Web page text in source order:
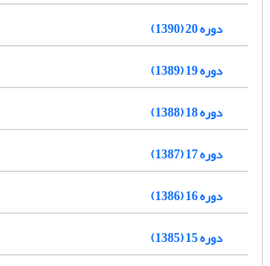
دوره 20 (1390)
دوره 19 (1389)
دوره 18 (1388)
دوره 17 (1387)
دوره 16 (1386)
دوره 15 (1385)